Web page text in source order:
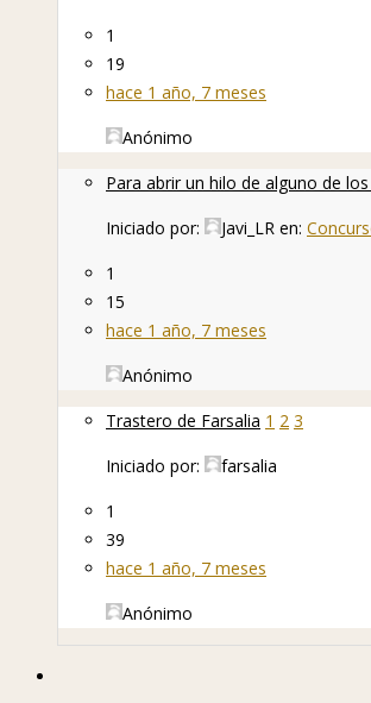
1
19
hace 1 año, 7 meses
Anónimo
Para abrir un hilo de alguno de
Iniciado por:
Javi_LR en:
1
15
hace 1 año, 7 meses
Anónimo
Trastero de Farsalia 1 2 3
Iniciado por:
farsalia
1
39
hace 1 año, 7 meses
Anónimo